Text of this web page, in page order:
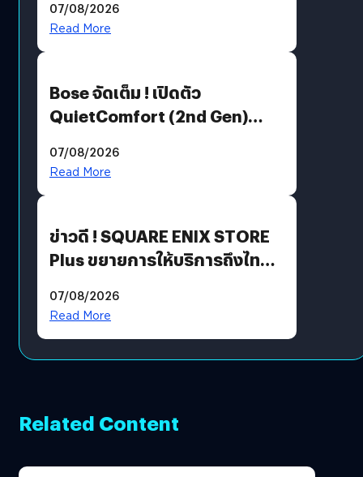
มีภาษาไทยด้วย
07/08/2026
Read More
Bose จัดเต็ม ! เปิดตัว
QuietComfort (2nd Gen)
07/08/2026
Read More
ข่าวดี ! SQUARE ENIX STORE
Plus ขยายการให้บริการถึงไทย
โดยตรง
07/08/2026
Read More
Related Content